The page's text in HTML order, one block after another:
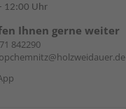
12:00 Uhr
Ihnen gerne weiter
842290